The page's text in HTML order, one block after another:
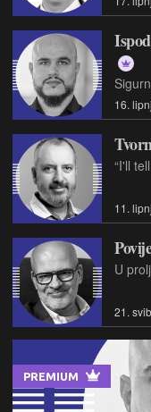
16.
11.
21.
PREMIUM